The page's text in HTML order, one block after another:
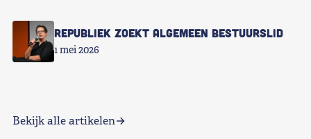
Republiek zoekt Algemeen Bestuurslid
1 mei 2026
Bekijk alle artikelen